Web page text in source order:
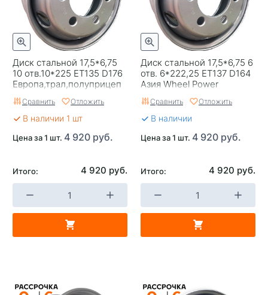
Диск стальной 17,5*6,75
10 отв.10*225 ET135 D176
Европа,трал,полуприцеп
Wheel Power
Сравнить Отложить
В наличии 1 шт
Цена за 1 шт. 4 920 руб.
Итого: 4 920 руб.
Диск стальной 17,5*6,75 6
отв. 6*222,25 ET137 D164
Азия Wheel Power
(усиленный)
Сравнить Отложить
В наличии
Цена за 1 шт. 4 920 руб.
Итого: 4 920 руб.